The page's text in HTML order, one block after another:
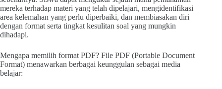
mereka terhadap materi yang telah dipelajari, mengidentifikasi
area kelemahan yang perlu diperbaiki, dan membiasakan diri
dengan format serta tingkat kesulitan soal yang mungkin
dihadapi.
Mengapa memilih format PDF? File PDF (Portable Document
Format) menawarkan berbagai keunggulan sebagai media
belajar: